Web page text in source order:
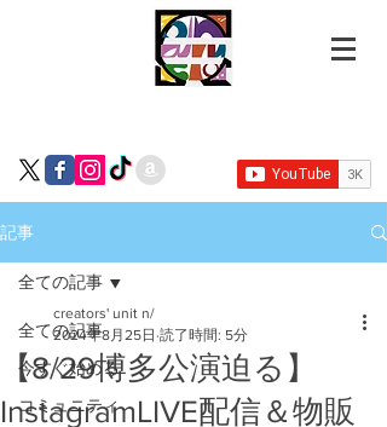
記事
全ての記事
今すぐ始める
コミュニティ
全ての記事
【8/29博多公演迫る】
InstagramLIVE配信＆物販
creators' unit n/
2024年8月25日 読了時間: 5分